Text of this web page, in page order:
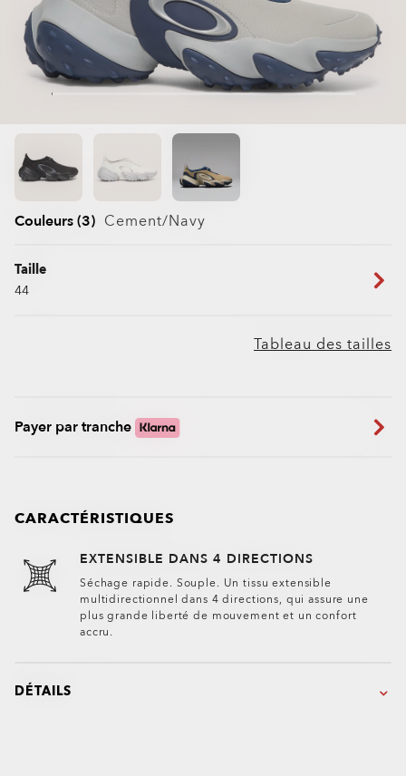
Couleurs (3) Cement/navy
Taille
44
Tableau des tailles
Payer par tranche
CARACTÉRISTIQUES
EXTENSIBLE DANS 4 DIRECTIONS
Séchage rapide. Souple. Un tissu extensible
multidirectionnel dans 4 directions, qui assure une
plus grande liberté de mouvement et un confort
accru.
DÉTAILS